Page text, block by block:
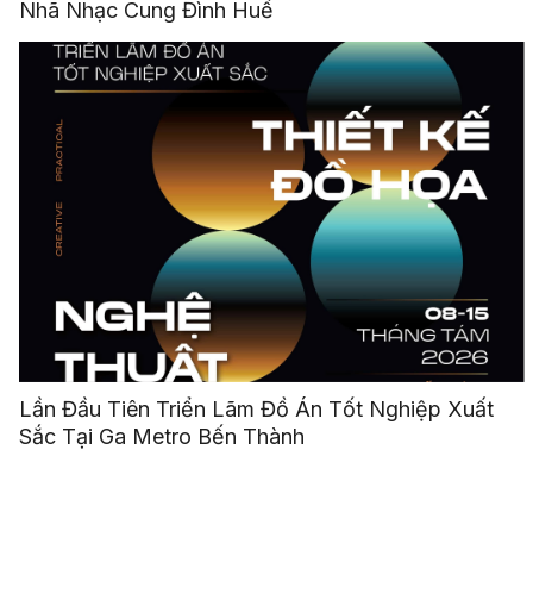
Nhã Nhạc Cung Đình Huế
Lần Đầu Tiên Triển Lãm Đồ Án Tốt Nghiệp Xuất
Sắc Tại Ga Metro Bến Thành